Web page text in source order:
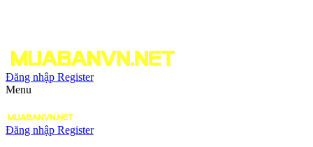
Đăng nhập Register
Menu
Đăng nhập Register